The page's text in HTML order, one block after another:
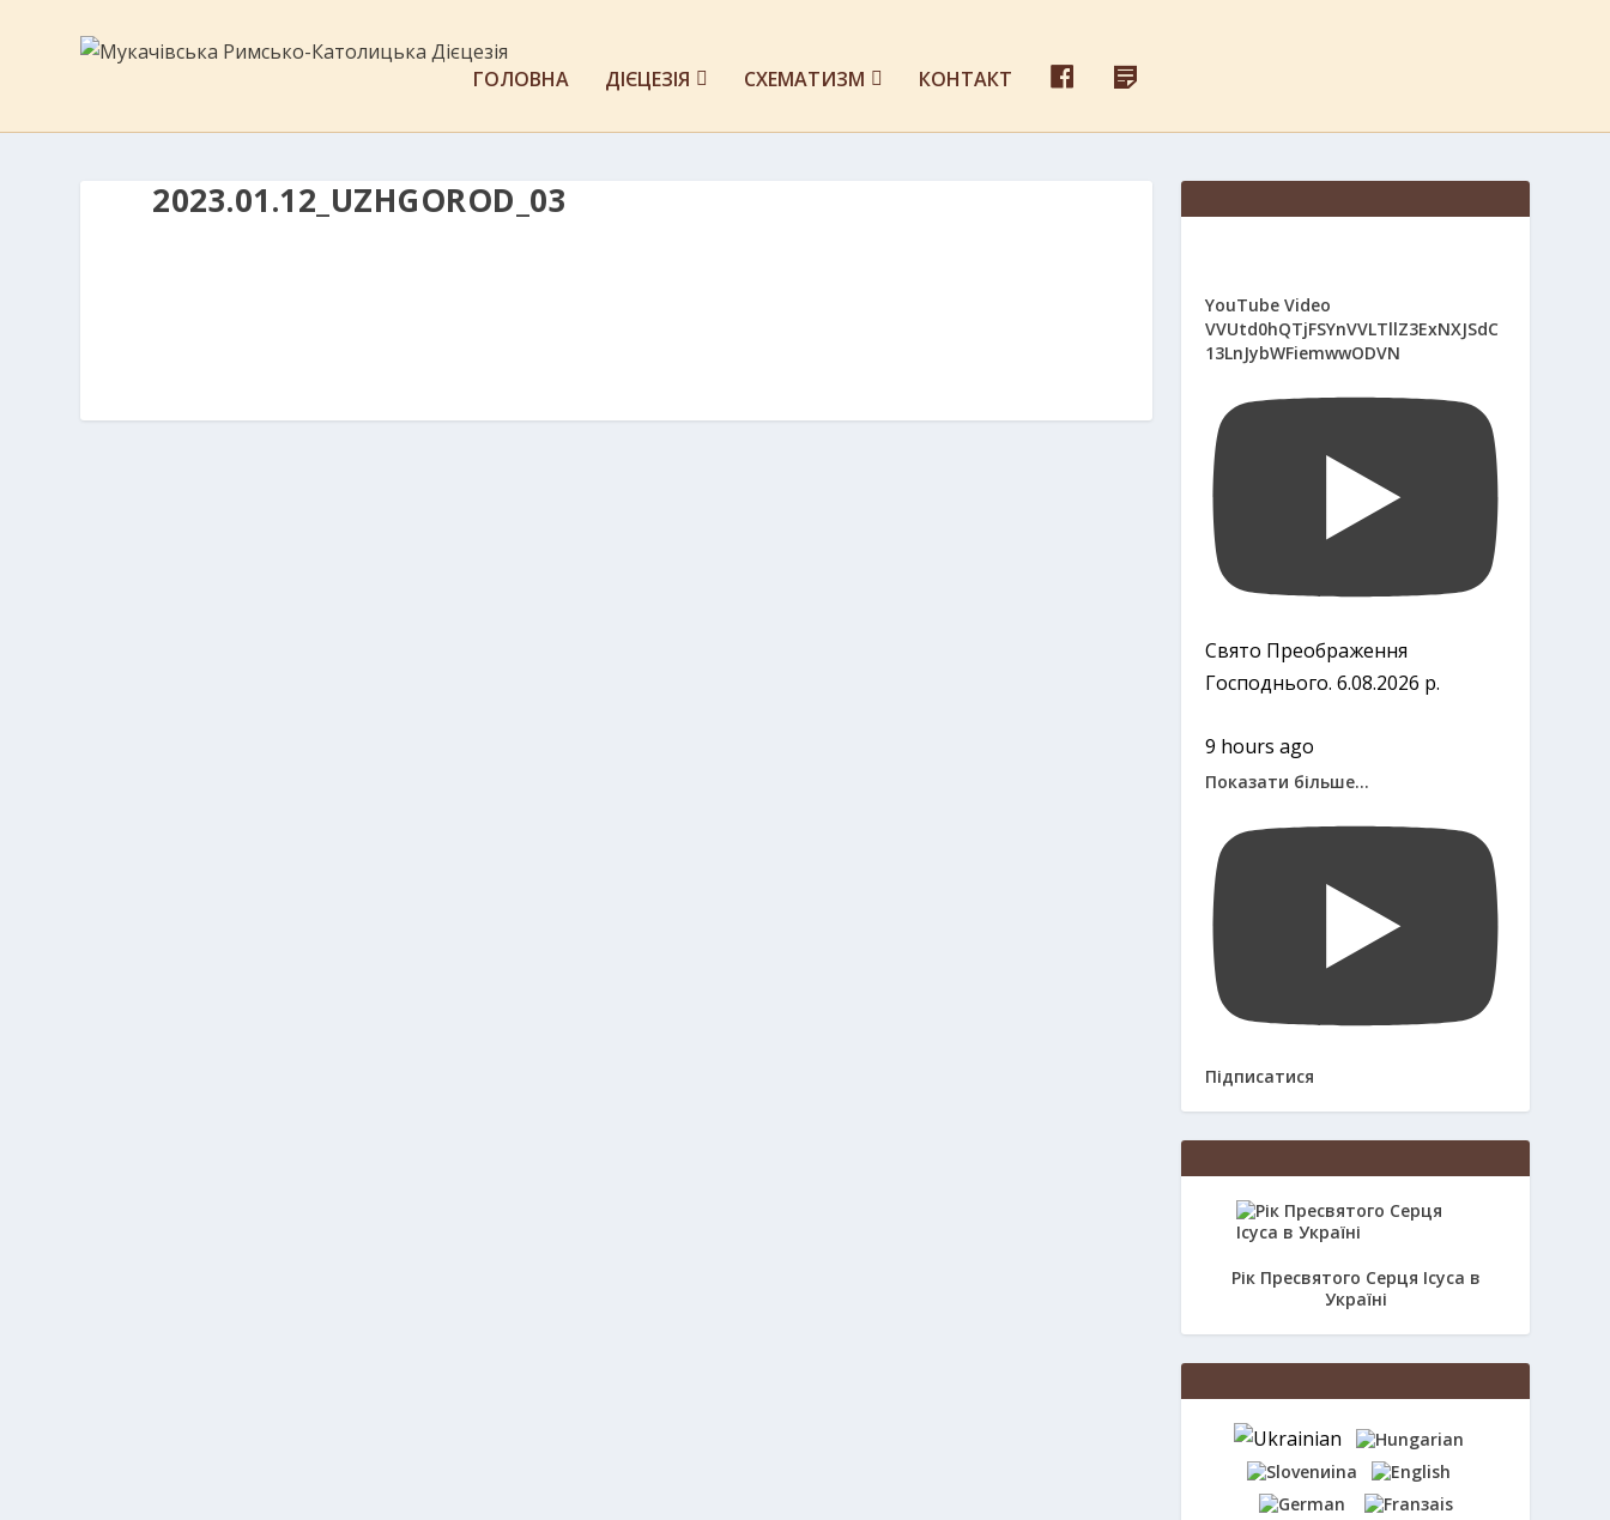
ГОЛОВНА ДІЄЦЕЗІЯ СХЕМАТИЗМ КОНТАКТ
E
Д
С
2023.01.12_UZHGOROD_03
YouTube Video
VVUtd0hQTjFSYnVVLTllZ3ExNXJSdC
13LnJybWFiemwwODVN
Свято Преображення
Господнього. 6.08.2026 р.
9 hours ago
Показати більше...
Підписатися
Рік Пресвятого Серця Ісуса в
Україні